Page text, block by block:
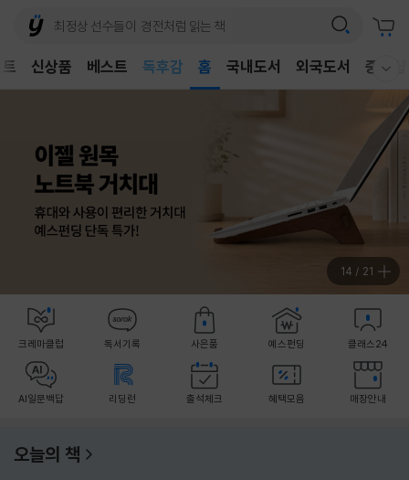
신상품 베스트
어린이
어린이
홈 국내도서 외국도서 중고샵
14 / 21
크레마클럽 독서기록 사은품 예스펀딩 클래스24
AI일문백답 리딩런 출석체크 혜택모음 매장안내
오늘의 책